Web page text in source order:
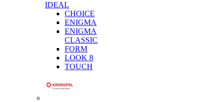
IDEAL
CHOICE
ENIGMA
ENIGMA
CLASSIC
FORM
LOOK 8
TOUCH